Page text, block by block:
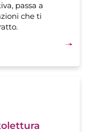
passa a
che ti